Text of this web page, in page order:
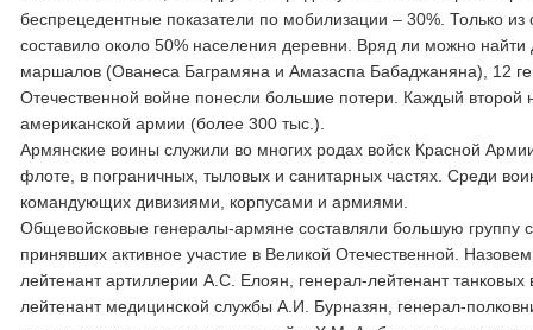
беспрецедентные показатели по мобилизации – 30%. Только
составило около 50% населения деревни. Вряд ли можно
маршалов (Ованеса Баграмяна и Амазаспа Бабаджаняна), 12
Отечественной войне понесли большие потери. Каждый
американской армии (более 300 тыс.).
Армянские воины служили во многих родах войск Красной
флоте, в пограничных, тыловых и санитарных частях. Среди
командующих дивизиями, корпусами и армиями.
Общевойсковые генералы-армяне составляли большую группу
принявших активное участие в Великой Отечественной.
лейтенант артиллерии А.С. Елоян, генерал-лейтенант
лейтенант медицинской службы А.И. Бурназян, генерал-